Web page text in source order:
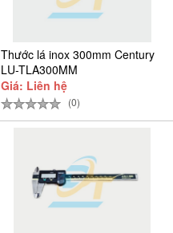
Thước lá inox 300mm Century
LU-TLA300MM
Giá: Liên hệ
(0)